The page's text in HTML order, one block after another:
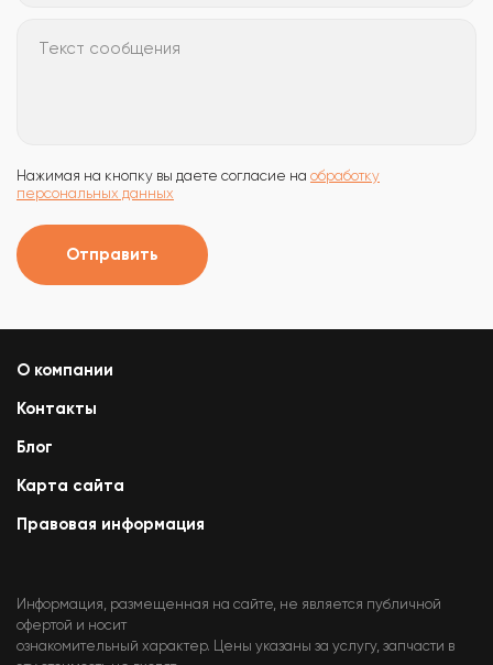
Текст сообщения
Нажимая на кнопку вы даете согласие на обработку
персональных данных
Отправить
О компании
Контакты
Блог
Карта сайта
Правовая информация
Информация, размещенная на сайте, не является публичной
офертой и носит
ознакомительный характер. Цены указаны за услугу, запчасти в